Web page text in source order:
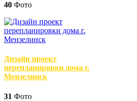
40 Фото
Дизайн проект
перепланировки дома г.
Мензелинск
31 Фото